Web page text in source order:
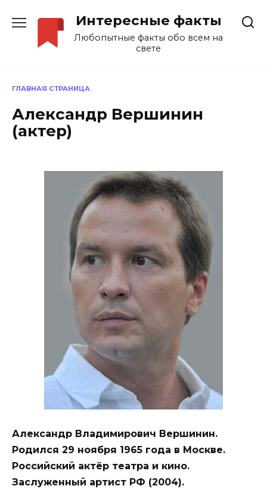
содержанию
Интересные факты
Любопытные факты обо всем на
свете
ГЛАВНАЯ СТРАНИЦА
Александр Вершинин
(актер)
Александр Владимирович Вершинин.
Родился 29 ноября 1965 года в Москве.
Российский актёр театра и кино.
Заслуженный артист РФ (2004).